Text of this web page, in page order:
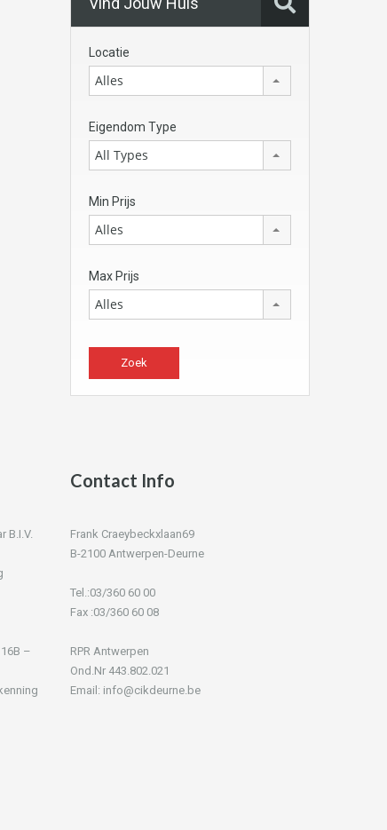
Locatie
Alles
Eigendom Type
All Types
Min Prijs
Alles
Max Prijs
Alles
B.I.V.
–
Contact Info
Frank Craeybeckxlaan69
B-2100 Antwerpen-Deurne
Tel.:03/360 60 00
Fax :03/360 60 08
RPR Antwerpen
Ond.Nr 443.802.021
Email: info@cikdeurne.be